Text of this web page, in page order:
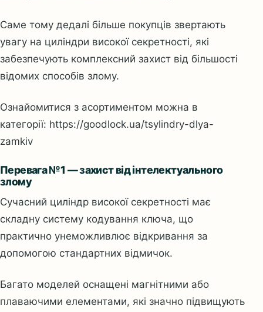
Саме тому дедалі більше покупців звертають
увагу на циліндри високої секретності, які
забезпечують комплексний захист від більшості
відомих способів злому.
Ознайомитися з асортиментом можна в
категорії: https://goodlock.ua/tsylindry-dlya-
zamkiv
Перевага №1 — захист від інтелектуального
злому
Сучасний циліндр високої секретності має
складну систему кодування ключа, що
практично унеможливлює відкривання за
допомогою стандартних відмичок.
Багато моделей оснащені магнітними або
плаваючими елементами, які значно підвищують